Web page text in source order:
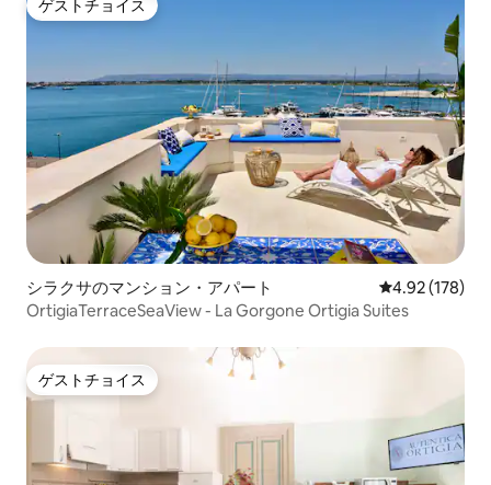
ゲストチョイス
ゲストチョイス
シラクサのマンション・アパート レビュー178
4.92 (178)
OrtigiaTerraceSeaView - La Gorgone Ortigia Suites
ゲストチョイス
ゲストチョイス